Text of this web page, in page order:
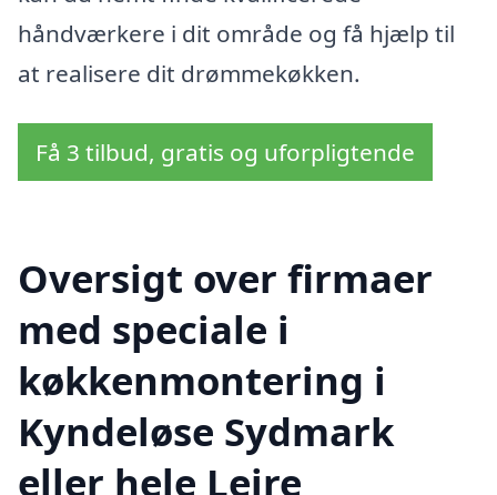
håndværkere i dit område og få hjælp til
at realisere dit drømmekøkken.
Få 3 tilbud, gratis og uforpligtende
Oversigt over firmaer
med speciale i
køkkenmontering i
Kyndeløse Sydmark
eller hele Lejre